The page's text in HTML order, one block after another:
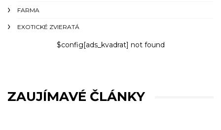
FARMA
EXOTICKÉ ZVIERATÁ
$config[ads_kvadrat] not found
ZAUJÍMAVÉ ČLÁNKY